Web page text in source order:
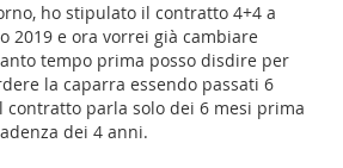
ho stipulato il contratto 4+4 a
2019 e ora vorrei già cambiare
tempo prima posso disdire per
la caparra essendo passati 6
contratto parla solo dei 6 mesi prima
dei 4 anni.